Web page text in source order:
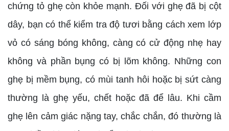
chứng tỏ ghẹ còn khỏe mạnh. Đối với ghẹ đã bị cột
dây, bạn có thể kiểm tra độ tươi bằng cách xem lớp
vỏ có sáng bóng không, càng có cử động nhẹ hay
không và phần bụng có bị lõm không. Những con
ghẹ bị mềm bụng, có mùi tanh hôi hoặc bị sứt càng
thường là ghẹ yếu, chết hoặc đã để lâu. Khi cầm
ghẹ lên cảm giác nặng tay, chắc chắn, đó thường là